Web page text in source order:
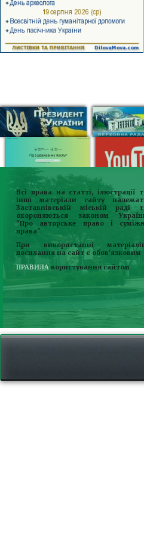
Всі права на статті, ілюстрації
інші матеріали сайту
Заставнівській міській раді
охороняються законом
"Про авторське право і
права"
При використанні
посилання на сайт є обов'язковим
ПРАВИЛА користування сайтом